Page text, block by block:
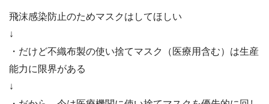
飛沫感染防止のためマスクはしてほしい
↓
・だけど不織布製の使い捨てマスク（医療用含む）は生産
能力に限界がある
↓